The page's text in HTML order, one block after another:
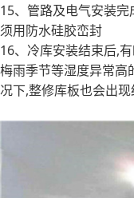
15、管路及电气安装
须用防水硅胶峦封
16、冷库安装结束后,
梅雨季节等湿度异常高
况下,整修库板也会出现